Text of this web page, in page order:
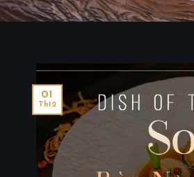
01
Th12